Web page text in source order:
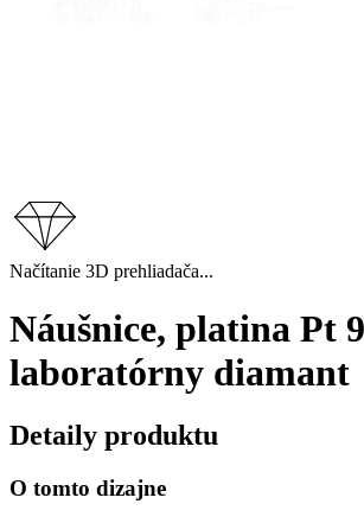
Načítanie 3D prehliadača...
Náušnice, platina Pt
laboratórny diamant
Detaily produktu
O tomto dizajne